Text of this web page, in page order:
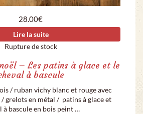
28.00€
Lire la suite
Rupture de stock
– Les patins à glace et le
à bascule
/ ruban vichy blanc et rouge avec
grelots en métal / patins à glace et
à bascule en bois peint …